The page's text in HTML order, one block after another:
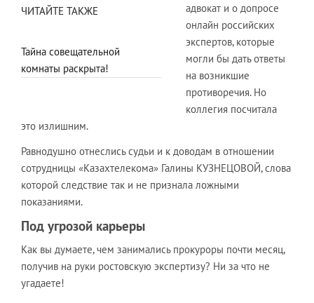
ЧИТАЙТЕ ТАКЖЕ
Тайна совещательной
комнаты раскрыта!
адвокат и о допросе
онлайн российских
экспертов, которые
могли бы дать ответы
на возникшие
противоречия. Но
коллегия посчитала
это излишним.
Равнодушно отнеслись судьи и к доводам в отношении
сотрудницы «Казахтелекома» Галины КУЗНЕЦОВОЙ, слова
которой следствие так и не признала ложными
показаниями.
Под угрозой карьеры
Как вы думаете, чем занимались прокуроры почти месяц,
получив на руки ростовскую экспертизу? Ни за что не
угадаете!